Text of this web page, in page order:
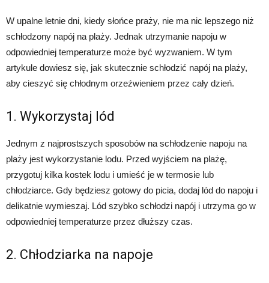
W upalne letnie dni, kiedy słońce praży, nie ma nic lepszego niż
schłodzony napój na plaży. Jednak utrzymanie napoju w
odpowiedniej temperaturze może być wyzwaniem. W tym
artykule dowiesz się, jak skutecznie schłodzić napój na plaży,
aby cieszyć się chłodnym orzeźwieniem przez cały dzień.
1. Wykorzystaj lód
Jednym z najprostszych sposobów na schłodzenie napoju na
plaży jest wykorzystanie lodu. Przed wyjściem na plażę,
przygotuj kilka kostek lodu i umieść je w termosie lub
chłodziarce. Gdy będziesz gotowy do picia, dodaj lód do napoju i
delikatnie wymieszaj. Lód szybko schłodzi napój i utrzyma go w
odpowiedniej temperaturze przez dłuższy czas.
2. Chłodziarka na napoje